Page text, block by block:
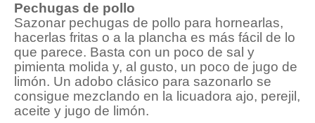
Pechugas de pollo
Sazonar pechugas de pollo para hornearlas,
hacerlas fritas o a la plancha es más fácil de lo
que parece. Basta con un poco de sal y
pimienta molida y, al gusto, un poco de jugo de
limón. Un adobo clásico para sazonarlo se
consigue mezclando en la licuadora ajo, perejil,
aceite y jugo de limón.